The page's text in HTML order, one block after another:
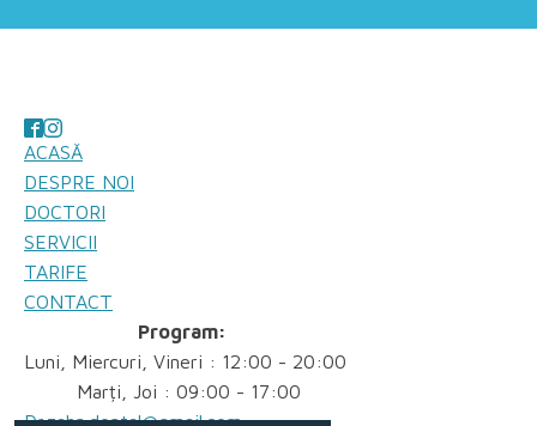
ACASĂ
DESPRE NOI
DOCTORI
SERVICII
TARIFE
CONTACT
Program:
Luni, Miercuri, Vineri : 12:00 - 20:00
Marți, Joi : 09:00 - 17:00
Dr.zahn.dental@gmail.com